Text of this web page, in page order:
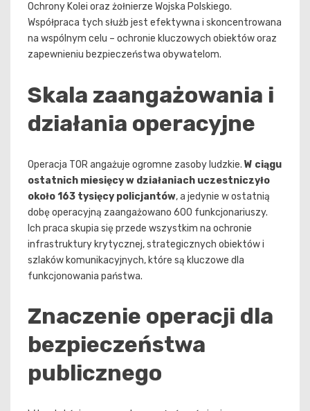
Ochrony Kolei oraz żołnierze Wojska Polskiego.
Współpraca tych służb jest efektywna i skoncentrowana
na wspólnym celu – ochronie kluczowych obiektów oraz
zapewnieniu bezpieczeństwa obywatelom.
Skala zaangażowania i
działania operacyjne
Operacja TOR angażuje ogromne zasoby ludzkie. W ciągu
ostatnich miesięcy w działaniach uczestniczyło
około 163 tysięcy policjantów, a jedynie w ostatnią
dobę operacyjną zaangażowano 600 funkcjonariuszy.
Ich praca skupia się przede wszystkim na ochronie
infrastruktury krytycznej, strategicznych obiektów i
szlaków komunikacyjnych, które są kluczowe dla
funkcjonowania państwa.
Znaczenie operacji dla
bezpieczeństwa
publicznego